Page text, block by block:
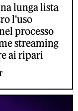
lunga lista
l'uso
processo
streaming
ai ripari